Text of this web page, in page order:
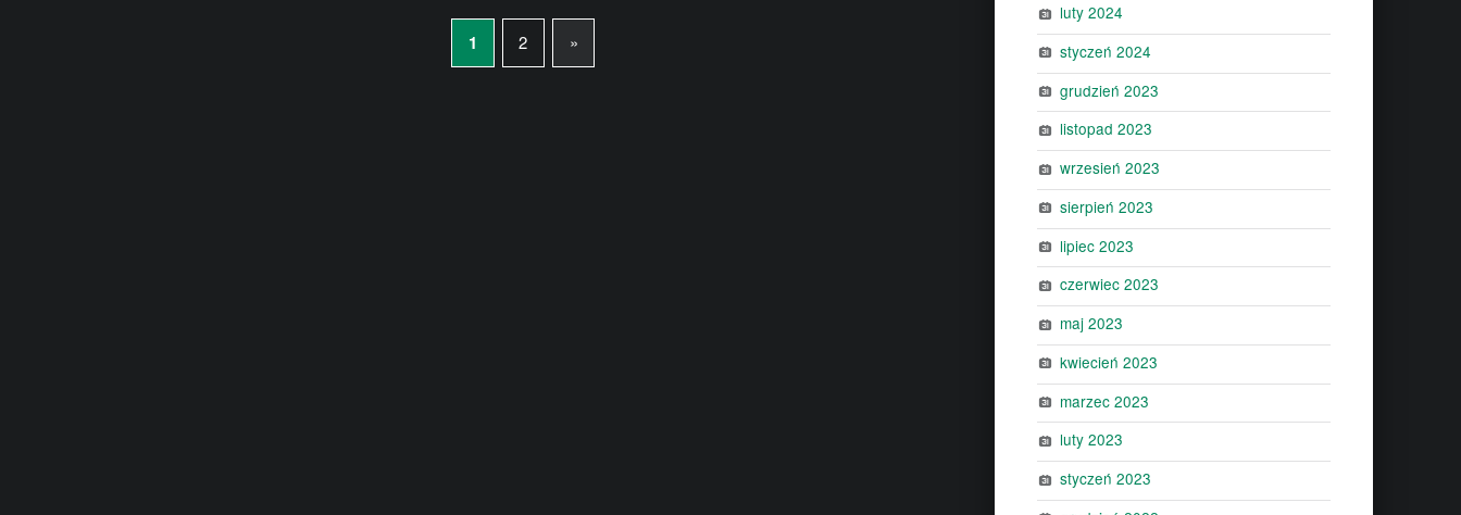
1 2 Next page
»
luty 2024
styczeń 2024
grudzień 2023
listopad 2023
wrzesień 2023
sierpień 2023
lipiec 2023
czerwiec 2023
maj 2023
kwiecień 2023
marzec 2023
luty 2023
styczeń 2023